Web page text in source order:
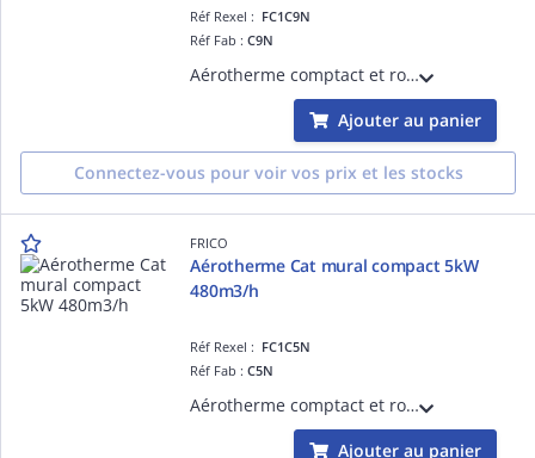
Réf Rexel : FC1C9N
Réf Fab :C9N
Aérotherme comptact et robuste déstiné à une utilisation fixe qui convient aux locaux tels que les petits entrepôts. Câblés en 400V 3N~ (commutable en tri 230V). IP44. Thermostat TAP16R à commander séparément.
Ajouter au panier
Connectez-vous pour voir vos prix et les stocks
FRICO
Aérotherme Cat mural compact 5kW
480m3/h
Réf Rexel : FC1C5N
Réf Fab :C5N
Aérotherme comptact et robuste déstiné à une utilisation fixe qui convient aux locaux tels que les petits entrepôts. Câblés en 400V 3N~ (commutable en tri 230V). IP44. Thermostat TAP16R à commander séparément.
Ajouter au panier